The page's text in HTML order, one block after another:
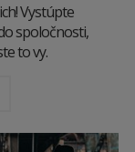
Vystúpte
spoločnosti,
to vy.